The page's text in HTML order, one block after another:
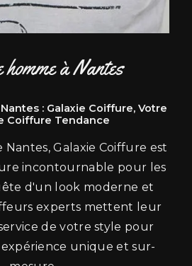
à Nantes
: Galaxie Coiffure, Votre
Coiffure Tendance
Galaxie Coiffure est
incontournable pour les
d'un look moderne et
experts mettent leur
de votre style pour
unique et sur-